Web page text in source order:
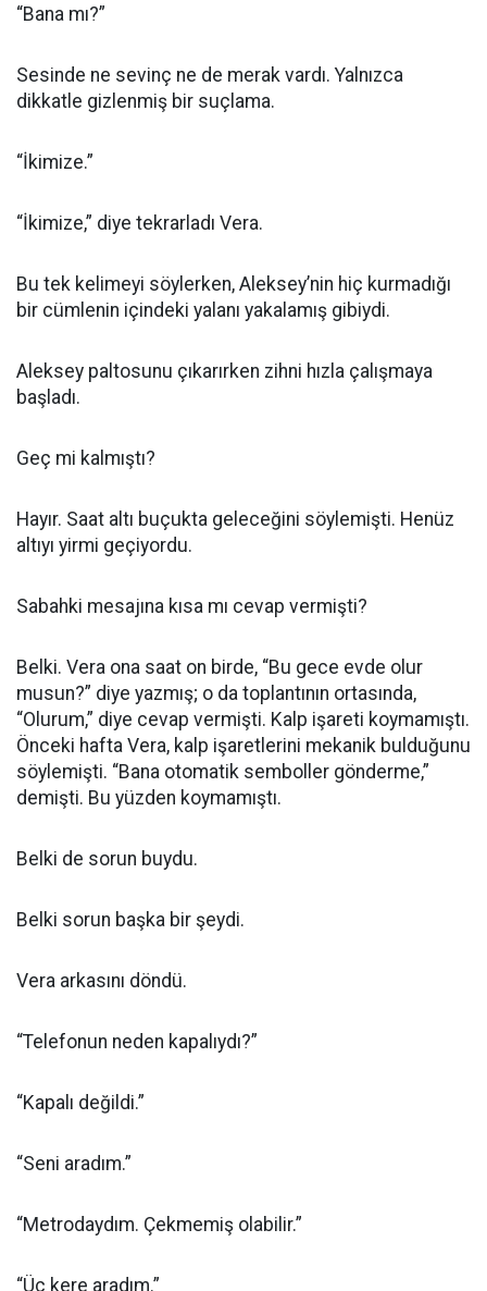
“Bana mı?”
Sesinde ne sevinç ne de merak vardı. Yalnızca
dikkatle gizlenmiş bir suçlama.
“İkimize.”
“İkimize,” diye tekrarladı Vera.
Bu tek kelimeyi söylerken, Aleksey’nin hiç kurmadığı
bir cümlenin içindeki yalanı yakalamış gibiydi.
Aleksey paltosunu çıkarırken zihni hızla çalışmaya
başladı.
Geç mi kalmıştı?
Hayır. Saat altı buçukta geleceğini söylemişti. Henüz
altıyı yirmi geçiyordu.
Sabahki mesajına kısa mı cevap vermişti?
Belki. Vera ona saat on birde, “Bu gece evde olur
musun?” diye yazmış; o da toplantının ortasında,
“Olurum,” diye cevap vermişti. Kalp işareti koymamıştı.
Önceki hafta Vera, kalp işaretlerini mekanik bulduğunu
söylemişti. “Bana otomatik semboller gönderme,”
demişti. Bu yüzden koymamıştı.
Belki de sorun buydu.
Belki sorun başka bir şeydi.
Vera arkasını döndü.
“Telefonun neden kapalıydı?”
“Kapalı değildi.”
“Seni aradım.”
“Metrodaydım. Çekmemiş olabilir.”
“Üç kere aradım.”